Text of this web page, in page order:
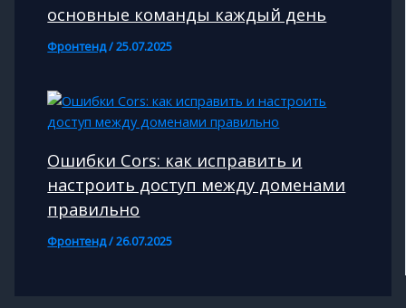
основные команды каждый день
Фронтенд/25.07.2025
Ошибки Cors: как исправить и
настроить доступ между доменами
правильно
Фронтенд/26.07.2025